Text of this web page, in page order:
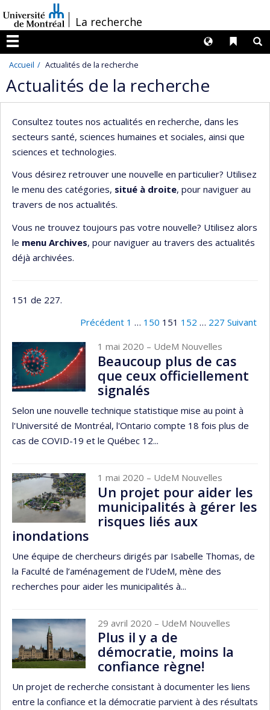
au
contenu
/La recherche
Menu
Liens
Langues
Accueil Actualités de la recherche
Actualités de la recherche
Consultez toutes nos actualités en recherche, dans les
secteurs santé, sciences humaines et sociales, ainsi que
sciences et technologies.
Vous désirez retrouver une nouvelle en particulier? Utilisez
le menu des catégories, situé à droite, pour naviguer au
travers de nos actualités.
Vous ne trouvez toujours pas votre nouvelle? Utilisez alors
le menu Archives, pour naviguer au travers des actualités
déjà archivées.
151 de 227.
Précédent 1 … 150 151 152 … 227 Suivant
1 mai 2020 – UdeM Nouvelles
Beaucoup plus de cas
que ceux officiellement
signalés
Selon une nouvelle technique statistique mise au point à
l'Université de Montréal, l'Ontario compte 18 fois plus de
cas de COVID-19 et le Québec 12...
1 mai 2020 – UdeM Nouvelles
Un projet pour aider les
municipalités à gérer les
risques liés aux
inondations
Une équipe de chercheurs dirigés par Isabelle Thomas, de
la Faculté de l’aménagement de l’UdeM, mène des
recherches pour aider les municipalités à...
29 avril 2020 – UdeM Nouvelles
Plus il y a de
démocratie, moins la
confiance règne!
Un projet de recherche consistant à documenter les liens
entre la confiance et la démocratie parvient à des résultats